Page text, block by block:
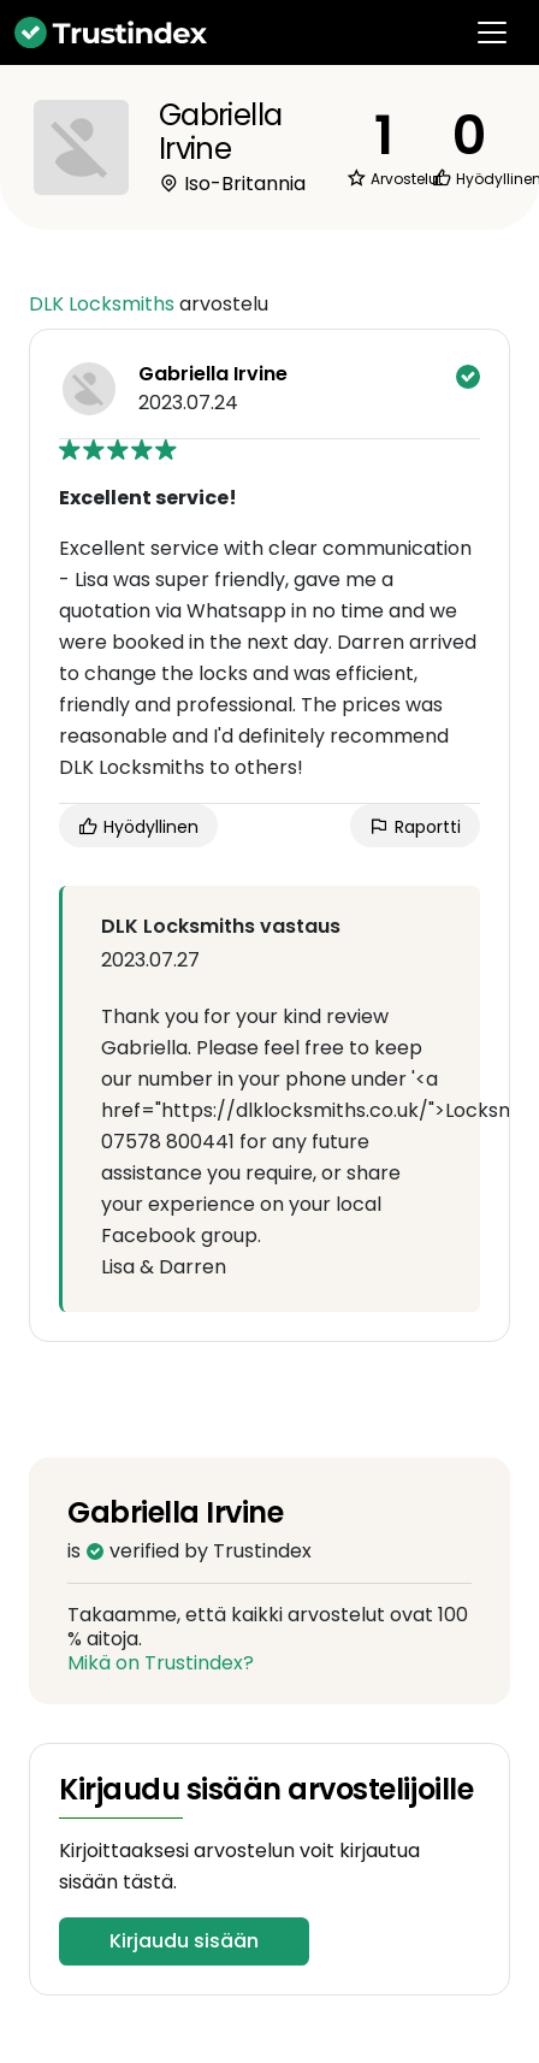
Gabriella
Irvine
Iso-Britannia
1
Arvostelut
0
DLK Locksmithsarvostelu
Gabriella Irvine
2023.07.24
Excellent service!
Excellent service with clear communication
- Lisa was super friendly, gave me a
quotation via Whatsapp in no time and we
were booked in the next day. Darren arrived
to change the locks and was efficient,
friendly and professional. The prices was
reasonable and I'd definitely recommend
DLK Locksmiths to others!
Hyödyllinen Raportti
DLK Locksmiths vastaus
2023.07.27
Thank you for your kind review
Gabriella. Please feel free to keep
our number in your phone under '<a
href="https://dlklocksmiths.co.uk/
07578 800441 for any future
assistance you require, or share
your experience on your local
Facebook group.
Lisa & Darren
Gabriella Irvine
is verified by Trustindex
Takaamme, että kaikki arvostelut ovat 100
% aitoja.
Mikä on Trustindex?
Kirjaudu sisään arvostelijoille
Kirjoittaaksesi arvostelun voit kirjautua
sisään tästä.
Kirjaudu sisään